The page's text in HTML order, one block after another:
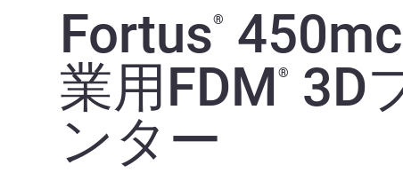
Fortus®
業用FDM®
3D
ンター